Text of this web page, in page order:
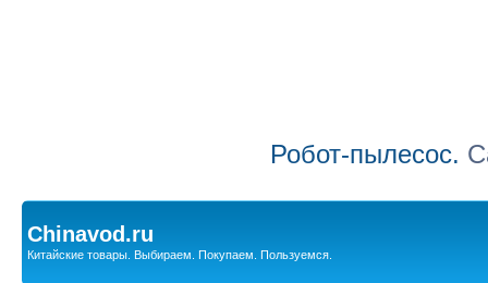
Робот-пылесос.
Chinavod.ru
Китайские товары. Выбираем. Покупаем. Пользуемся.